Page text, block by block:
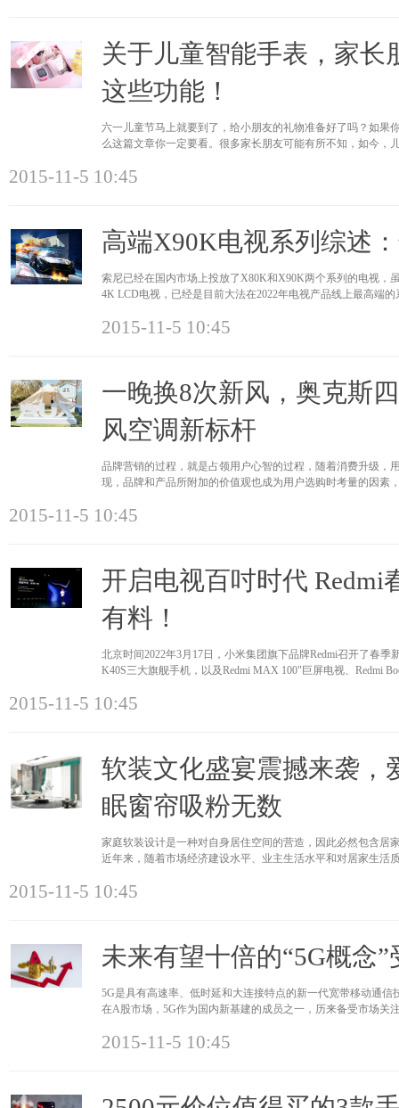
关于儿童智能手表，家长
这些功能！
六一儿童节马上就要到了，给小朋友的礼物准备好了吗？如果
么这篇文章你一定要看。很多家长朋友可能有所不知，如今，
2015-11-5 10:45
高端X90K电视系列综述
索尼已经在国内市场上投放了X80K和X90K两个系列的电视，
4K LCD电视，已经是目前大法在2022年电视产品线上最高端
2015-11-5 10:45
一晚换8次新风，奥克斯
风空调新标杆
品牌营销的过程，就是占领用户心智的过程，随着消费升级，
现，品牌和产品所附加的价值观也成为用户选购时考量的因素
2015-11-5 10:45
开启电视百吋时代 Redmi
有料！
北京时间2022年3月17日，小米集团旗下品牌Redmi召开了春季
K40S三大旗舰手机，以及Redmi MAX 100"巨屏电视、Redmi
2015-11-5 10:45
软装文化盛宴震撼来袭，
眠窗帘吸粉无数
家庭软装设计是一种对自身居住空间的营造，因此必然包含居
近年来，随着市场经济建设水平、业主生活水平和对居家生活
2015-11-5 10:45
未来有望十倍的“5G概念”
5G是具有高速率、低时延和大连接特点的新一代宽带移动通
在A股市场，5G作为国内新基建的成员之一，历来备受市场关
2015-11-5 10:45